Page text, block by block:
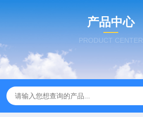
产品中心
PRODUCT CENTER